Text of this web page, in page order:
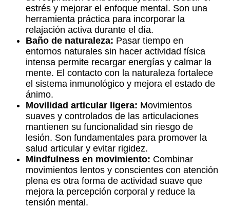
estrés y mejorar el enfoque mental. Son una
herramienta práctica para incorporar la
relajación activa durante el día.
Baño de naturaleza: Pasar tiempo en
entornos naturales sin hacer actividad física
intensa permite recargar energías y calmar la
mente. El contacto con la naturaleza fortalece
el sistema inmunológico y mejora el estado de
ánimo.
Movilidad articular ligera: Movimientos
suaves y controlados de las articulaciones
mantienen su funcionalidad sin riesgo de
lesión. Son fundamentales para promover la
salud articular y evitar rigidez.
Mindfulness en movimiento: Combinar
movimientos lentos y conscientes con atención
plena es otra forma de actividad suave que
mejora la percepción corporal y reduce la
tensión mental.